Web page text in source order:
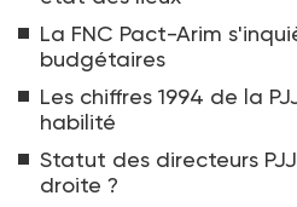
La FNC Pact-Arim
budgétaires
Les chiffres 1994 de la
habilité
Statut des directeurs
droite ?